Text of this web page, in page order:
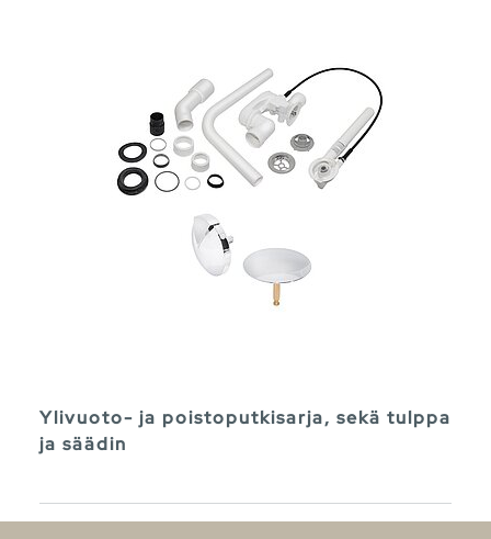
Ylivuoto- ja poistoputkisarja, sekä tulppa
ja säädin